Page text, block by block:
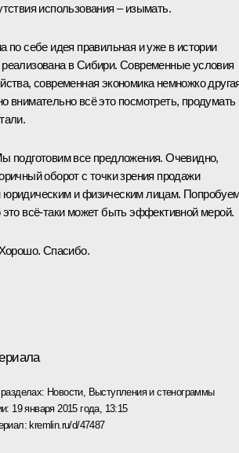
использования – изымать.
по себе идея правильная и уже в истории
в Сибири. Современные условия
современная экономика немножко
внимательно всё это посмотреть, продумать
подготовим все предложения. Очевидно,
оборот с точки зрения продажи
юридическим и физическим лицам.
всё‑таки может быть эффективной мерой.
Спасибо.
Новости, Выступления и стенограммы
19 января 2015 года, 13:15
kremlin.ru/d/47487